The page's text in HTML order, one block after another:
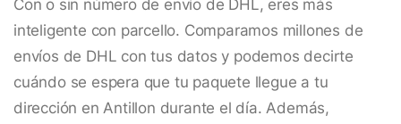
Con o sin número de envío de DHL, eres más
inteligente con parcello. Comparamos millones de
envíos de DHL con tus datos y podemos decirte
cuándo se espera que tu paquete llegue a tu
dirección en Antillon durante el día. Además,